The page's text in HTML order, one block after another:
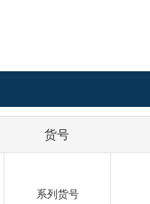
货号
系列货号